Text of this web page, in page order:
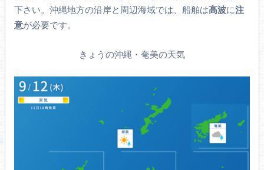
下さい。沖縄地方の沿岸と周辺海域では、船舶は高波に注
意が必要です。
きょうの沖縄・奄美の天気